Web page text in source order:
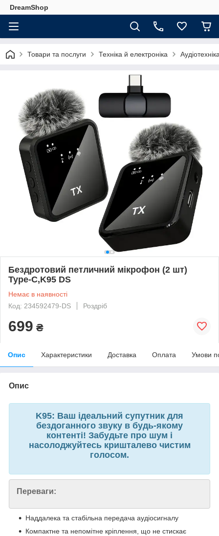
DreamShop
Товари та послуги Техніка й електроніка
Бездротовий петличний мікрофон (2 шт)
Type-C,K95 DS
Немає в наявності
Код: 234592479-DS
Роздріб
699 ₴
Опис Характеристики Доставка Оплата Умови
Опис
K95: Ваш ідеальний супутник для
бездоганного звуку в будь-якому
контенті! Забудьте про шум і
насолоджуйтесь кришталево чистим
голосом.
Переваги:
Наддалека та стабільна передача аудіосигналу
Компактне та непомітне кріплення, що не стискає